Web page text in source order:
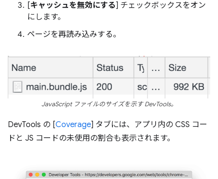
[キャッシュを無効にする] チェックボックスをオン
にします。
ページを再読み込みする。
JavaScript ファイルのサイズを示す DevTools。
DevTools の [Coverage] タブには、アプリ内の CSS コー
ドと JS コードの未使用の割合も表示されます。